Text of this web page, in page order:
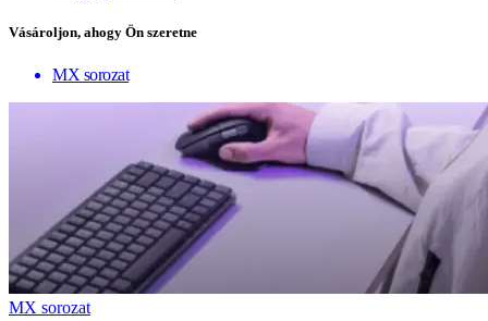
Vásároljon, ahogy Ön szeretne
MX sorozat
MX sorozat